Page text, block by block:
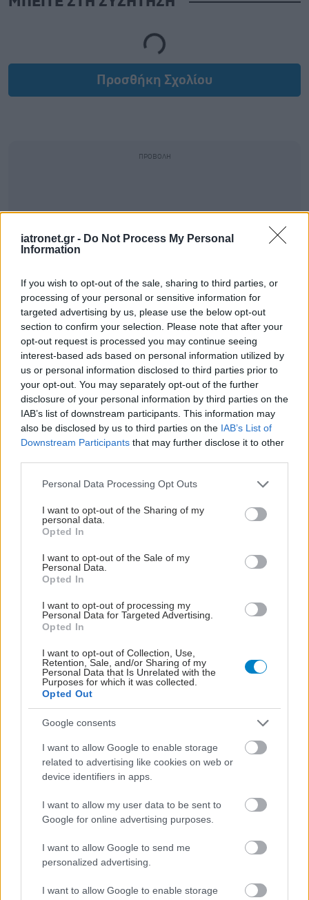
iatronet.gr - Do Not Process My Personal
Information
If you wish to opt-out of the sale, sharing to third parties, or
processing of your personal or sensitive information for
targeted advertising by us, please use the below opt-out
section to confirm your selection. Please note that after your
opt-out request is processed you may continue seeing
interest-based ads based on personal information utilized by
us or personal information disclosed to third parties prior to
your opt-out. You may separately opt-out of the further
disclosure of your personal information by third parties on the
IAB’s list of downstream participants. This information may
also be disclosed by us to third parties on the IAB’s List of
Downstream Participants that may further disclose it to other
Please note that this website/app uses one or more Google
not limited to your visit or usage behaviour. You may click to
grant or deny consent to Google and its third-party tags to
use your data for below specified purposes in below Google
consent section.
Personal Data Processing Opt Outs
I want to opt-out of the Sharing of my
personal data.
Opted In
I want to opt-out of the Sale of my
Personal Data.
Opted In
I want to opt-out of processing my
Personal Data for Targeted Advertising.
Opted In
I want to opt-out of Collection, Use,
Retention, Sale, and/or Sharing of my
Personal Data that Is Unrelated with the
Purposes for which it was collected.
Opted Out
Google consents
I want to allow Google to enable storage
related to advertising like cookies on web or
device identifiers in apps.
I want to allow my user data to be sent to
Google for online advertising purposes.
I want to allow Google to send me
personalized advertising.
I want to allow Google to enable storage
Loading...
Προσθήκη Σχολίου
Τι ακριβώς είναι οι φυτικές ίνες και πώς λειτουργούν